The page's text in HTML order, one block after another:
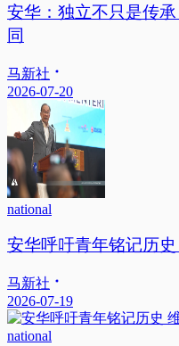
安华：独立不只是传
同
马新社
2026-07-20
national
安华呼吁青年铭记历
马新社
2026-07-19
national